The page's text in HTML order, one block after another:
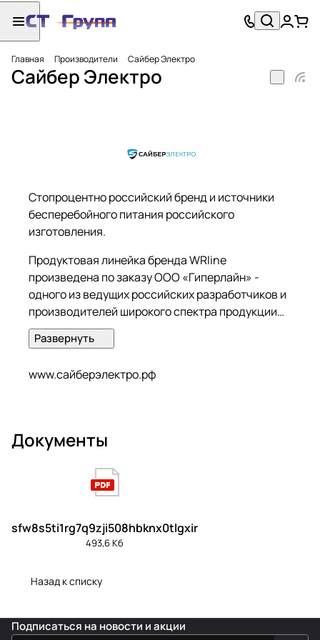
Главная Производители Сайбер Электро
Сайбер Электро
Стопроцентно российский бренд и источники
бесперебойного питания российского
изготовления.
Продуктовая линейка бренда WRline
произведена по заказу ООО «Гиперлайн» -
одного из ведущих российских разработчиков и
производителей широкого спектра продукции
для построения систем цифровой
инфраструктуры.
www.сайберэлектро.рф
Документы
sfw8s5ti1rg7q9zji508hbknx0tlgxir
493,6 Кб
Назад к списку
Подписаться на новости и акции